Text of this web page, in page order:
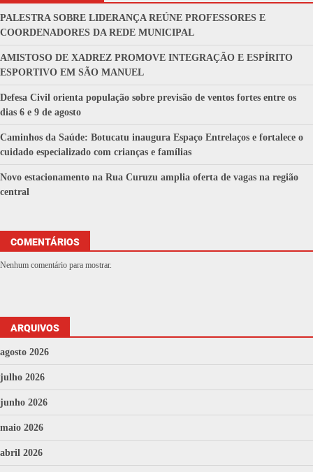
PALESTRA SOBRE LIDERANÇA REÚNE PROFESSORES E
COORDENADORES DA REDE MUNICIPAL
AMISTOSO DE XADREZ PROMOVE INTEGRAÇÃO E ESPÍRITO
ESPORTIVO EM SÃO MANUEL
Defesa Civil orienta população sobre previsão de ventos fortes entre os
dias 6 e 9 de agosto
Caminhos da Saúde: Botucatu inaugura Espaço Entrelaços e fortalece o
cuidado especializado com crianças e famílias
Novo estacionamento na Rua Curuzu amplia oferta de vagas na região
central
COMENTÁRIOS
Nenhum comentário para mostrar.
ARQUIVOS
agosto 2026
julho 2026
junho 2026
maio 2026
abril 2026